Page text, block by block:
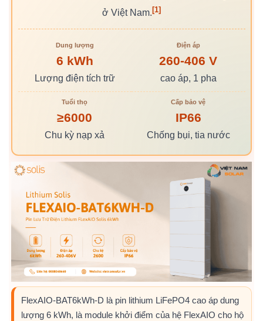
ở Việt Nam.[1]
Dung lượng
6 kWh
Lượng điện tích trữ
Điện áp
260-406 V
cao áp, 1 pha
Tuổi thọ
≥6000
Chu kỳ nạp xả
Cấp bảo vệ
IP66
Chống bụi, tia nước
FlexAIO-BAT6kWh-D là pin lithium LiFePO4 cao áp dung
lượng 6 kWh, là module khởi điểm của hệ FlexAIO cho hộ